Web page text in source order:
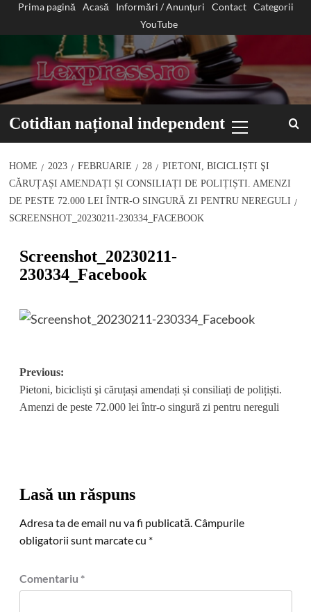
Prima pagină Acasă Informări / Anunțuri Contact
Categorii
YouTube
Cotidian național independent
Menu
HOME 2023 FEBRUARIE 28
PIETONI, BICICLIȘTI ŞI
CĂRUȚAȘI AMENDAȚI ȘI CONSILIAȚI DE POLIȚIȘTI. AMENZI
DE PESTE 72.000 LEI ÎNTR-O SINGURĂ ZI PENTRU NEREGULI
SCREENSHOT_20230211-230334_FACEBOOK
Screenshot_20230211-
230334_Facebook
Post
navigation
Previous:
Pietoni, bicicliști şi căruțași amendați și consiliați de polițiști.
Amenzi de peste 72.000 lei într-o singură zi pentru nereguli
Lasă un răspuns
Adresa ta de email nu va fi publicată.Câmpurile
obligatorii sunt marcate cu *
Comentariu *